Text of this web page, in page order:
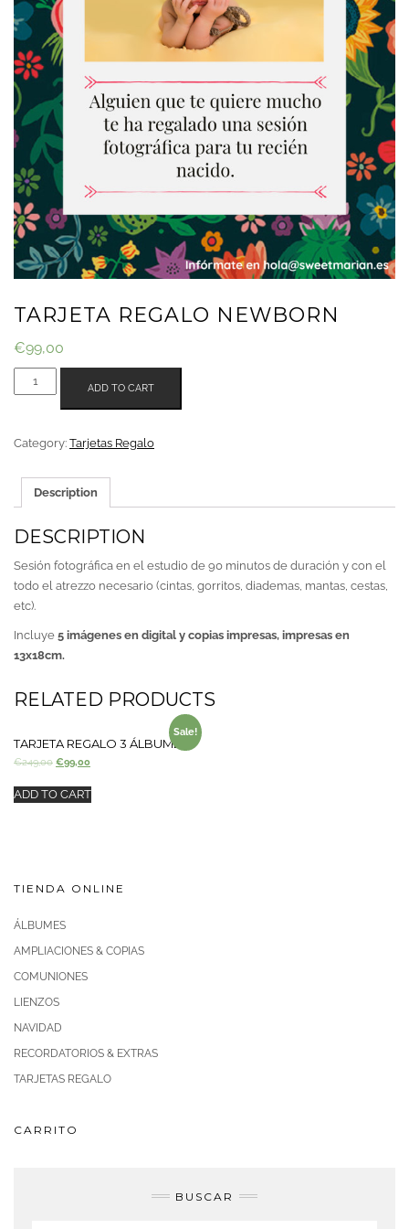
TARJETA REGALO NEWBORN
€99,00
TARJETA
REGALO
QUANTITY
ADD TO CART
Category: Tarjetas Regalo
Description
DESCRIPTION
Sesión fotográfica en el estudio de 90 minutos de duración y con el
todo el atrezzo necesario (cintas, gorritos, diademas, mantas, cestas,
etc).
Incluye 5 imágenes en digital y copias impresas, impresas en
13x18cm.
RELATED PRODUCTS
Sale!
TARJETA REGALO 3 ÁLBUMES
€249,00 €99,00
ADD TO CART
TIENDA ONLINE
ÁLBUMES
AMPLIACIONES & COPIAS
COMUNIONES
LIENZOS
NAVIDAD
RECORDATORIOS & EXTRAS
TARJETAS REGALO
CARRITO
BUSCAR